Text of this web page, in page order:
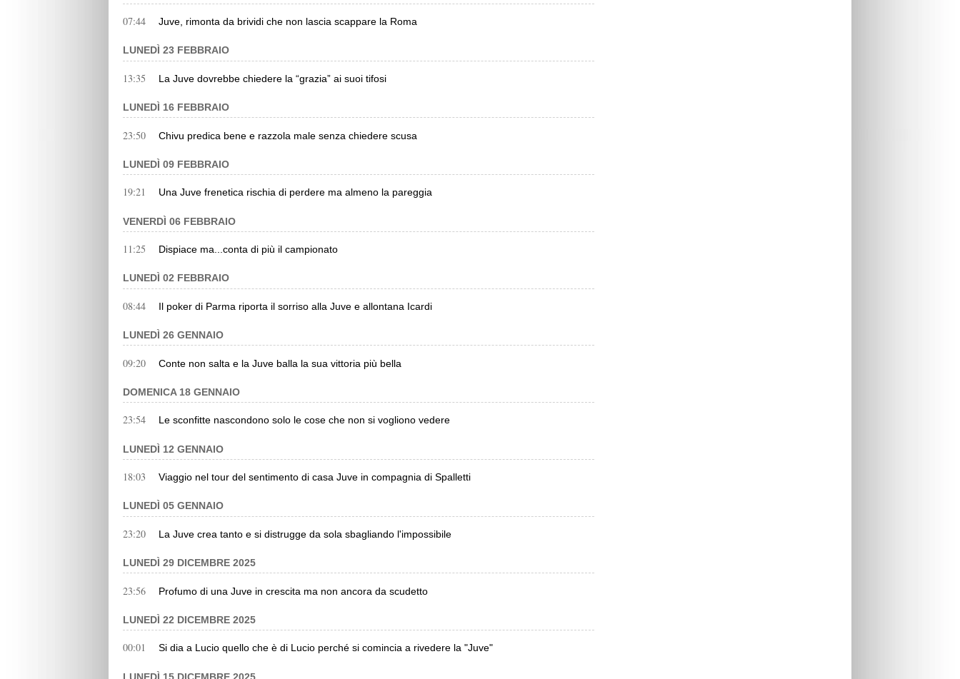
07:44 Juve, rimonta da brividi che non lascia scappare la Roma
LUNEDÌ 23 FEBBRAIO
13:35 La Juve dovrebbe chiedere la “grazia” ai suoi tifosi
LUNEDÌ 16 FEBBRAIO
23:50 Chivu predica bene e razzola male senza chiedere scusa
LUNEDÌ 09 FEBBRAIO
19:21 Una Juve frenetica rischia di perdere ma almeno la pareggia
VENERDÌ 06 FEBBRAIO
11:25 Dispiace ma...conta di più il campionato
LUNEDÌ 02 FEBBRAIO
08:44 Il poker di Parma riporta il sorriso alla Juve e allontana Icardi
LUNEDÌ 26 GENNAIO
09:20 Conte non salta e la Juve balla la sua vittoria più bella
DOMENICA 18 GENNAIO
23:54 Le sconfitte nascondono solo le cose che non si vogliono vedere
LUNEDÌ 12 GENNAIO
18:03 Viaggio nel tour del sentimento di casa Juve in compagnia di Spalletti
LUNEDÌ 05 GENNAIO
23:20 La Juve crea tanto e si distrugge da sola sbagliando l'impossibile
LUNEDÌ 29 DICEMBRE 2025
23:56 Profumo di una Juve in crescita ma non ancora da scudetto
LUNEDÌ 22 DICEMBRE 2025
00:01 Si dia a Lucio quello che è di Lucio perché si comincia a rivedere la "Juve"
LUNEDÌ 15 DICEMBRE 2025